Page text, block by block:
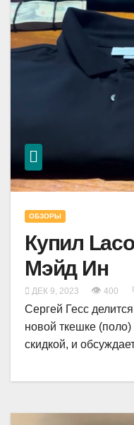
ОБЗОРЫ
Купил
Мэйд Ин
ДЕК 9, 2023 👁 400
Сергей Гесс
новой ткешке
скидкой, и